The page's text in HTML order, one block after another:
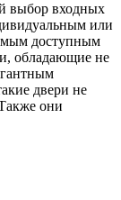
выбор входных
или
доступным
обладающие не
двери не
они